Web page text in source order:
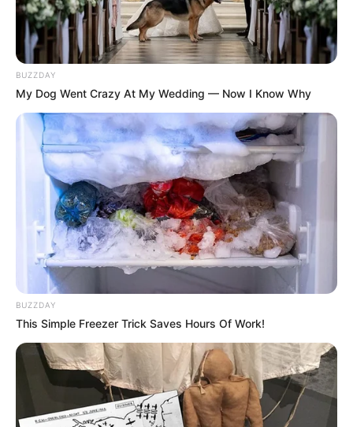
BUZZDAY
My Dog Went Crazy At My Wedding — Now I Know Why
BUZZDAY
This Simple Freezer Trick Saves Hours Of Work!